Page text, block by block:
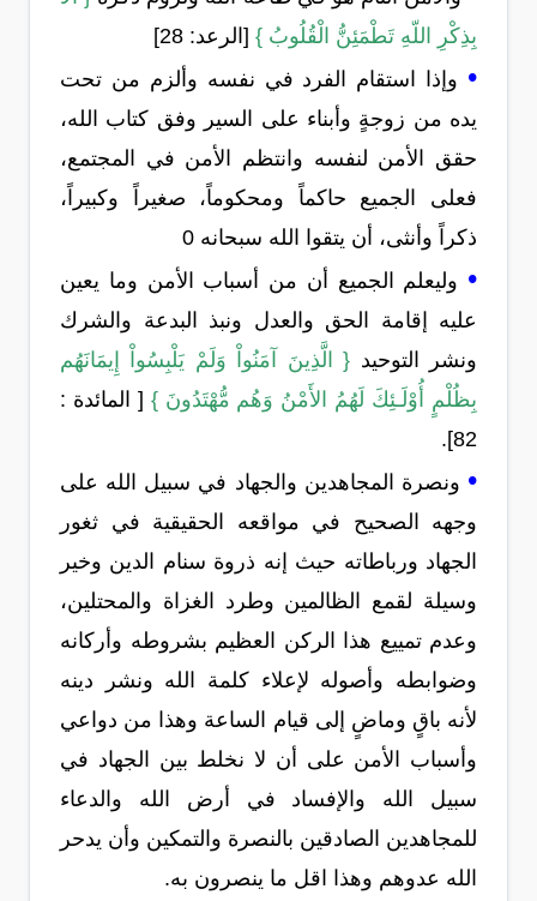
بِذِكْرِ اللّهِ تَطْمَئِنُّ الْقُلُوبُ } [الرعد: 28]
• وإذا استقام الفرد في نفسه وألزم من تحت
يده من زوجةٍ وأبناء على السير وفق كتاب الله،
حقق الأمن لنفسه وانتظم الأمن في المجتمع،
فعلى الجميع حاكماً ومحكوماً، صغيراً وكبيراً،
ذكراً وأنثى، أن يتقوا الله سبحانه 0
• وليعلم الجميع أن من أسباب الأمن وما يعين
عليه إقامة الحق والعدل ونبذ البدعة والشرك
ونشر التوحيد { الَّذِينَ آمَنُواْ وَلَمْ يَلْبِسُواْ إِيمَانَهُم
بِظُلْمٍ أُوْلَـئِكَ لَهُمُ الأَمْنُ وَهُم مُّهْتَدُونَ } [ المائدة :
82].
• ونصرة المجاهدين والجهاد في سبيل الله على
وجهه الصحيح في مواقعه الحقيقية في ثغور
الجهاد ورباطاته حيث إنه ذروة سنام الدين وخير
وسيلة لقمع الظالمين وطرد الغزاة والمحتلين،
وعدم تمييع هذا الركن العظيم بشروطه وأركانه
وضوابطه وأصوله لإعلاء كلمة الله ونشر دينه
لأنه باقٍ وماضٍ إلى قيام الساعة وهذا من دواعي
وأسباب الأمن على أن لا نخلط بين الجهاد في
سبيل الله والإفساد في أرض الله والدعاء
للمجاهدين الصادقين بالنصرة والتمكين وأن يدحر
الله عدوهم وهذا اقل ما ينصرون به.